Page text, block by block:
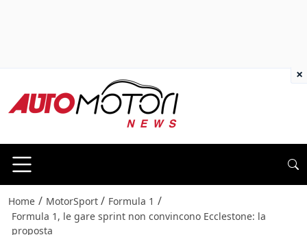
Home / MotorSport / Formula 1 /
Formula 1, le gare sprint non convincono Ecclestone: la
proposta
×